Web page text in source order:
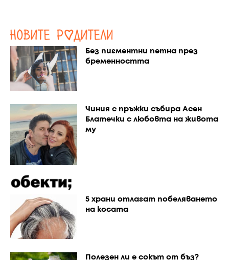
Без пигментни петна през
бременността
Чиния с пръжки събира Асен
Блатечки с любовта на живота
му
5 храни отлагат побеляването
на косата
Полезен ли е сокът от бъз?